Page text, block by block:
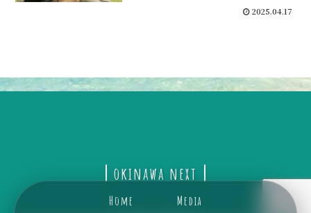
Home Media
2025.04.17
okinawa next